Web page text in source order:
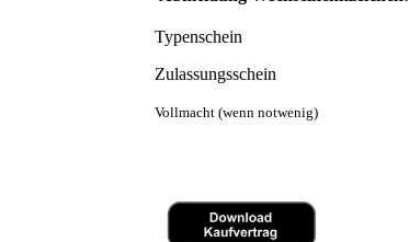
Typenschein
Zulassungsschein
Vollmacht (wenn notwenig)